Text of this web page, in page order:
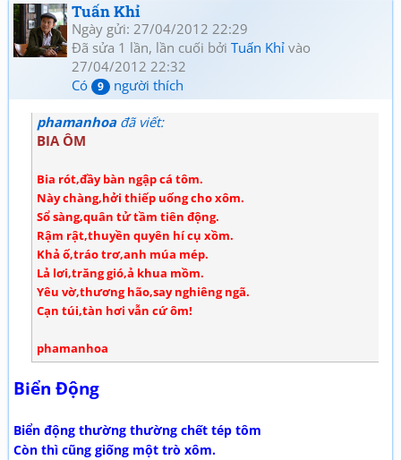
Tuấn Khỉ
Ngày gửi: 27/04/2012 22:29
Đã sửa 1 lần, lần cuối bởi Tuấn Khỉ vào
27/04/2012 22:32
Có
9 người thích
phamanhoađã viết:
BIA ÔM
Bia rót,đầy bàn ngập cá tôm.
Này chàng,hởi thiếp uống cho xôm.
Sổ sàng,quân tử tầm tiên động.
Rậm rật,thuyền quyên hí cụ xồm.
Khả ố,tráo trơ,anh múa mép.
Lả lơi,trăng gió,ả khua mồm.
Yêu vờ,thương hão,say nghiêng ngã.
Cạn túi,tàn hơi vẫn cứ ôm!
phamanhoa
Biển Động
Biển động thường thường chết tép tôm
Còn thì cũng giống một trò xôm.